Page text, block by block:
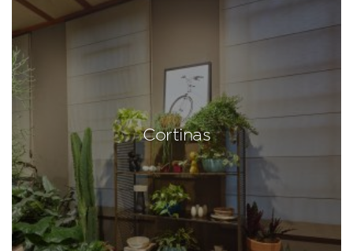
Cortinas